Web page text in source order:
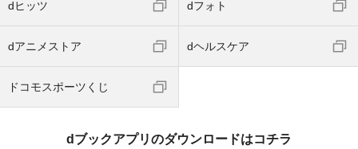
dヒッツ dフォト
dアニメストア dヘルスケア
ドコモスポーツくじ
dブックアプリのダウンロードはコチラ